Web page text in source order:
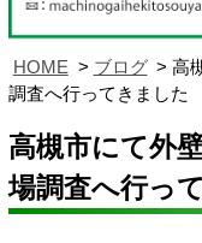
HOME ブログ
高
調査へ行ってきました
高槻市にて外
場調査へ行っ